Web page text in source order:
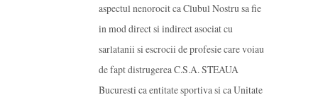
aspectul nenorocit ca Clubul Nostru sa fie
in mod direct si indirect asociat cu
sarlatanii si escrocii de profesie care voiau
de fapt distrugerea C.S.A. STEAUA
Bucuresti ca entitate sportiva si ca Unitate